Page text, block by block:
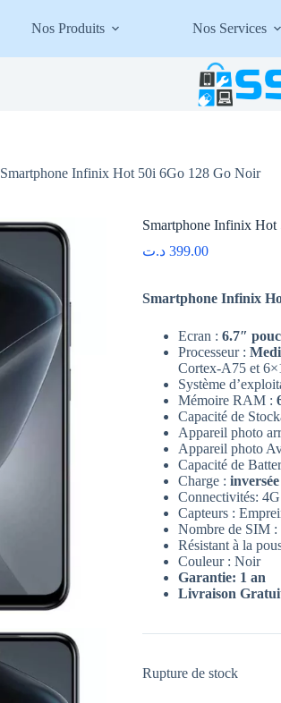
Nos Produits Nos Services
Smartphone Infinix Hot 50i 6Go 128 Go Noir
Smartphone Infinix
399.00 د.ت
Smartphone Infinix
Ecran :6.7″
Processeur :
Cortex-A75 et
Système
Mémoire RAM :
Capacité de
Appareil photo
Appareil photo
Capacité de
Charge :
Connectivités:
Capteurs :
Nombre de SIM :
Résistant à la
Couleur : Noir
Garantie: 1 an
Livraison
Rupture de stock